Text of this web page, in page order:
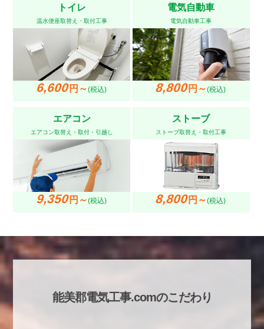
トイレ
温水便座取替え・取付工事
6,600円～(税込)
電気自動車
電気自動車工事
8,800円～(税込)
エアコン
エアコン取替え・取付・引越し
9,350円～(税込)
ストーブ
ストーブ取替え・取付工事
8,800円～(税込)
能美郡電気工事.comのこだわり